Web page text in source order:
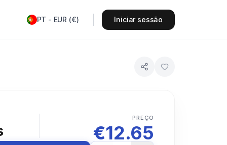
PT - EUR (€) Iniciar sessão
PREÇO
€12.65